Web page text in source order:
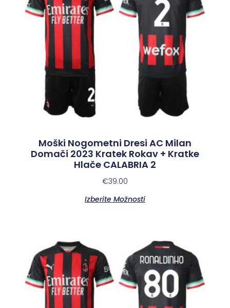
Moški Nogometni Dresi AC Milan
Domači 2023 Kratek Rokav + Kratke
Hlače CALABRIA 2
€39.00
Izberite Možnosti